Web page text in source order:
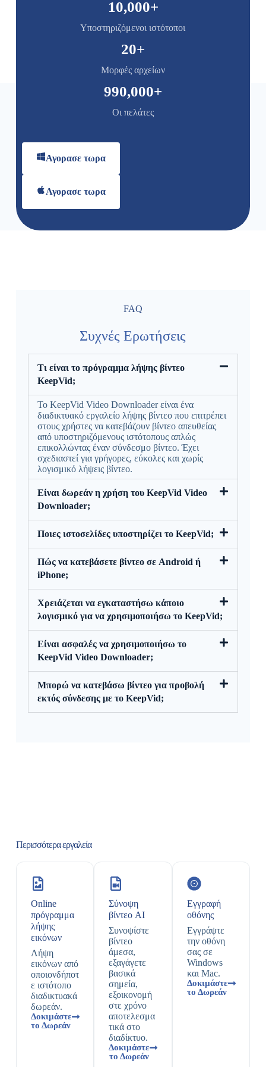
Υποστηριζόμενοι ιστότοποι
10,000+
Μορφές αρχείων
20+
Οι πελάτες
990,000+
Αγορασε τωρα
Αγορασε τωρα
FAQ
Συχνές Ερωτήσεις
Τι είναι το πρόγραμμα λήψης βίντεο
KeepVid;
Το KeepVid Video Downloader είναι ένα
διαδικτυακό εργαλείο λήψης βίντεο που επιτρέπει
στους χρήστες να κατεβάζουν βίντεο απευθείας
από υποστηριζόμενους ιστότοπους απλώς
επικολλώντας έναν σύνδεσμο βίντεο. Έχει
σχεδιαστεί για γρήγορες, εύκολες και χωρίς
λογισμικό λήψεις βίντεο.
Είναι δωρεάν η χρήση του KeepVid Video
Downloader;
Ποιες ιστοσελίδες υποστηρίζει το KeepVid;
Πώς να κατεβάσετε βίντεο σε Android ή
iPhone;
Χρειάζεται να εγκαταστήσω κάποιο
λογισμικό για να χρησιμοποιήσω το KeepVid;
Είναι ασφαλές να χρησιμοποιήσω το
KeepVid Video Downloader;
Μπορώ να κατεβάσω βίντεο για προβολή
εκτός σύνδεσης με το KeepVid;
Περισσότερα εργαλεία
Online
πρόγραμμα
λήψης
εικόνων
Λήψη
εικόνων από
οποιονδήποτ
ε ιστότοπο
διαδικτυακά
δωρεάν.
Δοκιμάστε
το Δωρεάν
Σύνοψη
βίντεο AI
Συνοψίστε
βίντεο
άμεσα,
εξαγάγετε
βασικά
σημεία,
εξοικονομή
στε χρόνο
αποτελεσμα
τικά στο
διαδίκτυο.
Δοκιμάστε
το Δωρεάν
Εγγραφή
οθόνης
Εγγράψτε
την οθόνη
σας σε
Windows
και Mac.
Δοκιμάστε
το Δωρεάν